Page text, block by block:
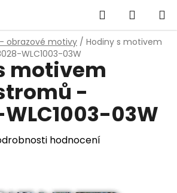
Hledat
KOŠÍK
obrazové motivy / Hodiny s motivem
WLC1003-03W
motivem
-
03W
hodnocení